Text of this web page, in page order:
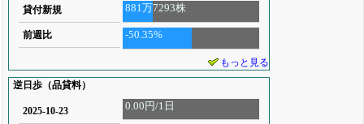
貸付新規 881万7293株
前週比 -50.35%
もっと見る
逆日歩（品貸料）
2025-10-23 0.00円/1日